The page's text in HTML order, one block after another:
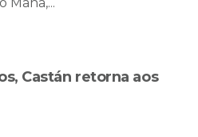
Castán retorna aos